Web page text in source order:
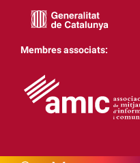
Membres associats: